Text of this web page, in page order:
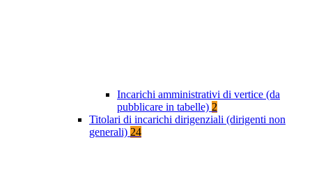
Incarichi amministrativi di vertice (da
pubblicare in tabelle) 2
Titolari di incarichi dirigenziali (dirigenti non
generali) 24